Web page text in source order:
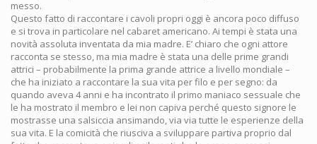
messo.
Questo fatto di raccontare i cavoli propri oggi è ancora poco diffuso
e si trova in particolare nel cabaret americano. Ai tempi è stata una
novità assoluta inventata da mia madre. E’ chiaro che ogni attore
racconta se stesso, ma mia madre è stata una delle prime grandi
attrici – probabilmente la prima grande attrice a livello mondiale –
che ha iniziato a raccontare la sua vita per filo e per segno: da
quando aveva 4 anni e ha incontrato il primo maniaco sessuale che
le ha mostrato il membro e lei non capiva perché questo signore le
mostrasse una salsiccia ansimando, via via tutte le esperienze della
sua vita. E la comicità che riusciva a sviluppare partiva proprio dal